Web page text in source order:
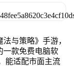
与策略》手游，
一款免费电脑软
能适配市面主流